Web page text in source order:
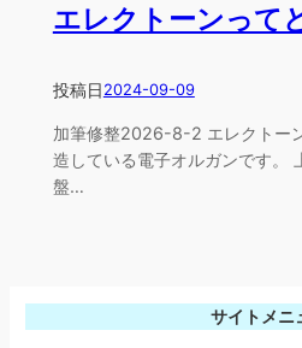
エレクトーンって
投稿日 2024-09-09
加筆修整2026-8-2 エレクトー
造している電子オルガンです。
盤…
サイトメニ